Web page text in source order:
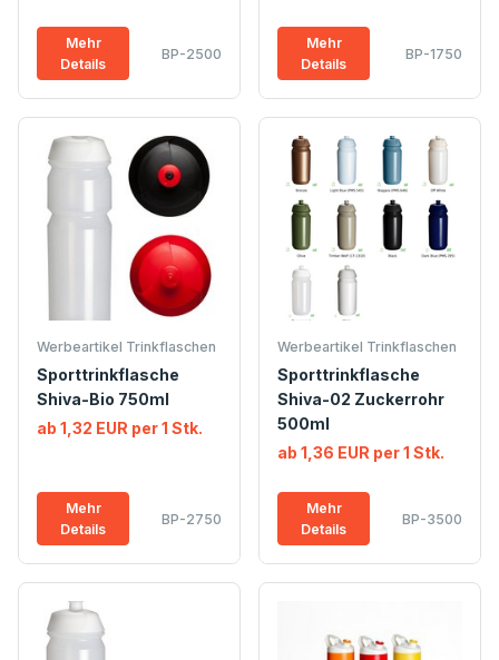
Mehr
Details
BP-2500
Mehr
Details
BP-1750
Werbeartikel Trinkflaschen
Sporttrinkflasche
Shiva-Bio 750ml
ab 1,32 EUR per 1 Stk.
Mehr
Details
BP-2750
Werbeartikel Trinkflaschen
Sporttrinkflasche
Shiva-02 Zuckerrohr
500ml
ab 1,36 EUR per 1 Stk.
Mehr
Details
BP-3500